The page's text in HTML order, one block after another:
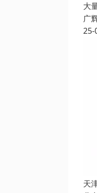
大
广
25-
天